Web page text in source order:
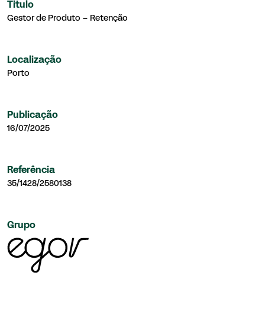
Titulo
Gestor de Produto – Retenção
Localização
Porto
Publicação
16/07/2025
Referência
35/1428/2580138
Grupo